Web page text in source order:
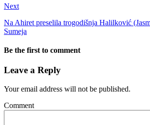
Next
Na Ahiret preselila trogodišnja Halilković
Sumeja
Be the first to comment
Leave a Reply
Your email address will not be published.
Comment